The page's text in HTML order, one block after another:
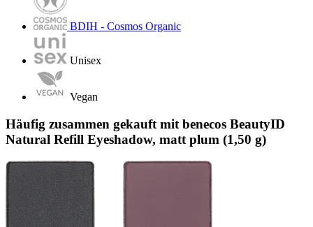
BDIH - Cosmos Organic
Unisex
Vegan
Häufig zusammen gekauft mit benecos BeautyID
Natural Refill Eyeshadow, matt plum (1,50 g)